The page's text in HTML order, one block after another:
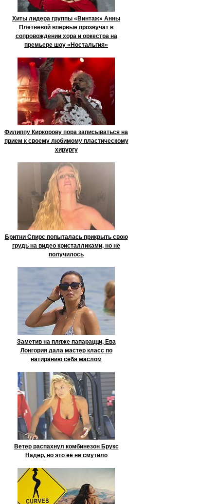
Хиты лидера группы «Винтаж» Анны
Плетневой впервые прозвучат в
сопровождении хора и оркестра на
премьере шоу «Ностальгия»
Филиппу Киркорову пора записываться на
прием к своему любимому пластическому
хирургу
Бритни Спирс попыталась прикрыть свою
грудь на видео кристалликами, но не
получилось
Заметив на пляже папарацци, Ева
Лонгория дала мастер класс по
натиранию себя маслом
Ветер распахнул комбинезон Брукс
Надер, но это её не смутило